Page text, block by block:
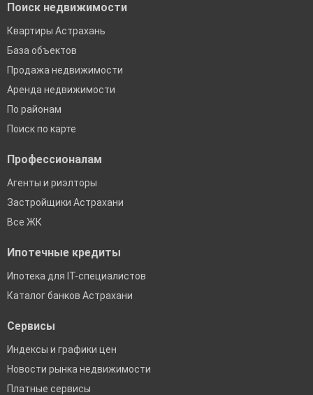
Поиск недвижимости
Квартиры Астрахань
База объектов
Продажа недвижимости
Аренда недвижимости
По районам
Поиск по карте
Профессионалам
Агенты и риэлторы
Застройщики Астрахани
Все ЖК
Ипотечные кредиты
Ипотека для IT-специалистов
Каталог банков Астрахани
Сервисы
Индексы и графики цен
Новости рынка недвижимости
Платные сервисы